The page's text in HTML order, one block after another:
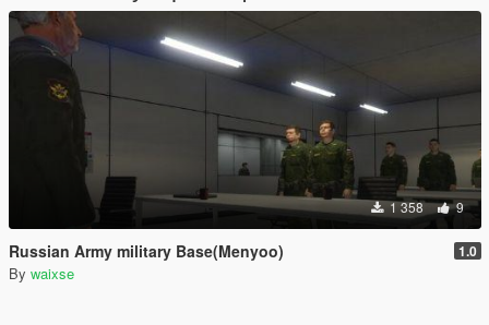
1 358 9
Russian Army military Base(Menyoo) 1.0
By waixse